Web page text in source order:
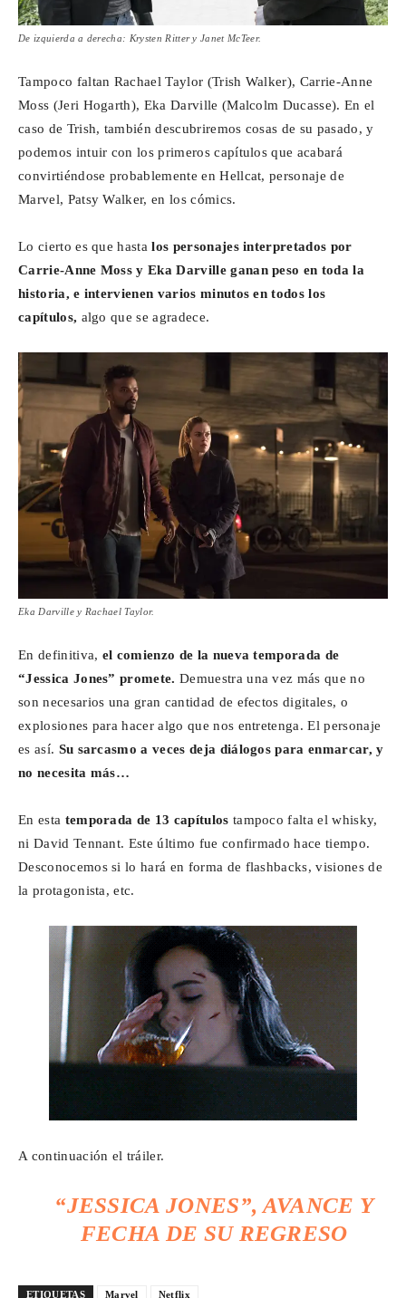
De izquierda a derecha: Krysten Ritter y Janet McTeer.
Tampoco faltan Rachael Taylor (Trish Walker), Carrie-Anne
Moss (Jeri Hogarth), Eka Darville (Malcolm Ducasse). En el
caso de Trish, también descubriremos cosas de su pasado, y
podemos intuir con los primeros capítulos que acabará
convirtiéndose probablemente en Hellcat, personaje de
Marvel, Patsy Walker, en los cómics.
Lo cierto es que hastalos personajes interpretados por
Carrie-Anne Moss y Eka Darville ganan peso en toda la
historia, e intervienen varios minutos en todos los
capítulos, algo que se agradece.
Eka Darville y Rachael Taylor.
En definitiva, el comienzo de la nueva temporada de
“Jessica Jones” promete. Demuestra una vez más que no
son necesarios una gran cantidad de efectos digitales, o
explosiones para hacer algo que nos entretenga. El personaje
es así. Su sarcasmo a veces deja diálogos para enmarcar, y
no necesita más…
En esta temporada de 13 capítulos tampoco falta el whisky,
ni David Tennant. Este último fue confirmado hace tiempo.
Desconocemos si lo hará en forma de flashbacks, visiones de
la protagonista, etc.
A continuación el tráiler.
“JESSICA JONES”, AVANCE Y
FECHA DE SU REGRESO
ETIQUETAS Marvel Netflix